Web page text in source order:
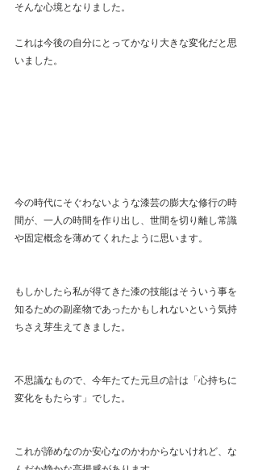
そんな心境となりました。
これは今後の自分にとってかなり大きな変化だと思
いました。
今の時代にそぐわないような漆芸の膨大な修行の時
間が、一人の時間を作り出し、世間を切り離し常識
や固定概念を薄めてくれたように思います。
もしかしたら私が得てきた漆の技能はそういう事を
知るための副産物であったかもしれないという気持
ちさえ芽生えてきました。
不思議なもので、今年たてた元旦の計は「心持ちに
変化をもたらす」でした。
これが諦めなのか安心なのかわからないけれど、な